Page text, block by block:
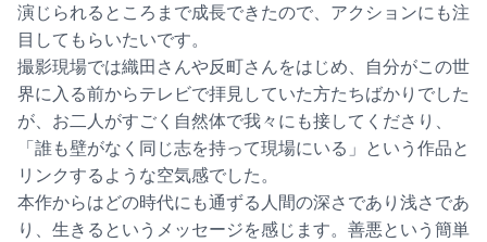
演じられるところまで成長できたので、アクションにも注
目してもらいたいです。
撮影現場では織田さんや反町さんをはじめ、自分がこの世
界に入る前からテレビで拝見していた方たちばかりでした
が、お二人がすごく自然体で我々にも接してくださり、
「誰も壁がなく同じ志を持って現場にいる」という作品と
リンクするような空気感でした。
本作からはどの時代にも通ずる人間の深さであり浅さであ
り、生きるというメッセージを感じます。善悪という簡単